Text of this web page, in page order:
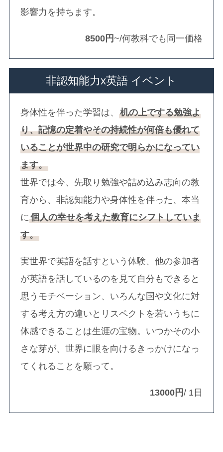
影響力を持ちます。
8500円~/何教科でも同一価格
非認知能力x英語 イベント
身体性を伴った学習は、机の上でする勉強よ
り、記憶の定着やその持続性が何倍も優れて
いることが世界中の研究で明らかになってい
ます。
世界では今、先取り勉強や詰め込み志向の教
育から、非認知能力や身体性を伴った、本当
に個人の幸せを考えた教育にシフトしていま
す。
実世界で英語を話すという体験、他の参加者
が英語を話しているのを見て自分もできると
思うモチベーション、いろんな国や文化に対
する考え方の違いとリスペクトを若いうちに
体感できることは生涯の宝物。いつかその小
さな芽が、世界に眼を向けるきっかけになっ
てくれることを願って。
13000円/ 1日